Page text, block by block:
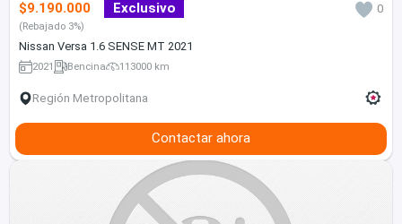
$9.190.000 Exclusivo 0
(Rebajado 3%)
Nissan Versa 1.6 SENSE MT 2021
2021 Bencina 113000 km
Región Metropolitana
Contactar ahora